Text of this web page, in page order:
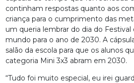
continham respostas quanto aos
criança para o cumprimento das
um queria lembrar do dia do
mundo para o ano de 2030. A
salão da escola para que os alunos
categoria Mini 3x3 abram em 2030.
“Tudo foi muito especial, eu irei